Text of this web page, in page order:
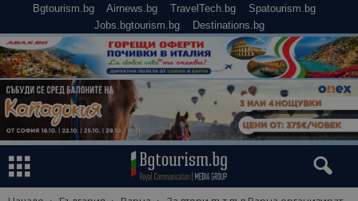
Bgtourism.bg Airnews.bg TravelTech.bg
Spatourism.bg
Jobs.bgtourism.bg
Destinations.bg